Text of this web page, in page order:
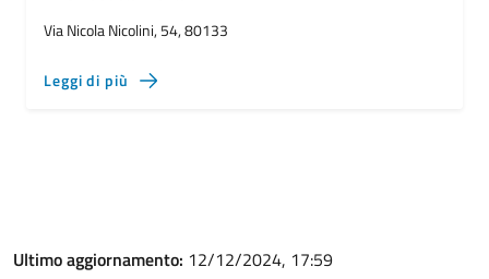
Via Nicola Nicolini, 54, 80133
Leggi di più
Ultimo aggiornamento: 12/12/2024, 17:59